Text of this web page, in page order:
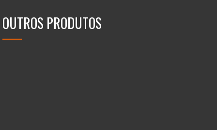
OUTROS PRODUTOS